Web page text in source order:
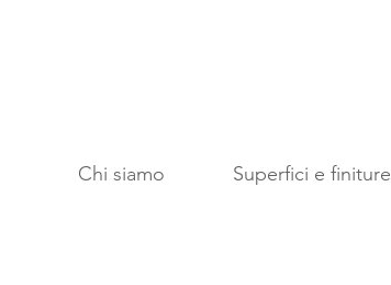
Chi siamo Superfici e finiture